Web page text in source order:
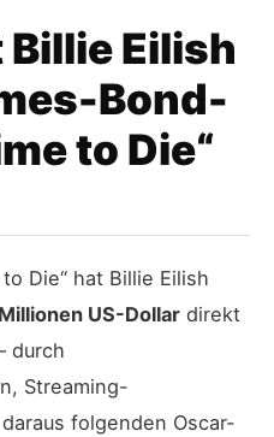
Eilish
Bond-
to Die“
Die“ hat Billie Eilish
US-Dollar direkt
durch
Streaming-
folgenden Oscar-